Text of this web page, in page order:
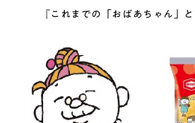
『これまでの「おばあちゃん」